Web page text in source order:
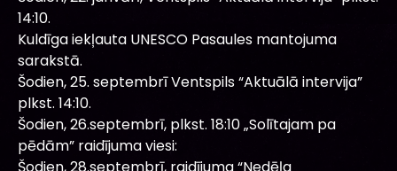
14:10.
Kuldīga iekļauta UNESCO Pasaules mantojuma
sarakstā.
Šodien, 25. septembrī Ventspils “Aktuālā intervija”
plkst. 14:10.
Šodien, 26.septembrī, plkst. 18:10 „Solītajam pa
pēdām” raidījuma viesi:
Šodien, 28.septembrī, raidījuma “Nedēļa